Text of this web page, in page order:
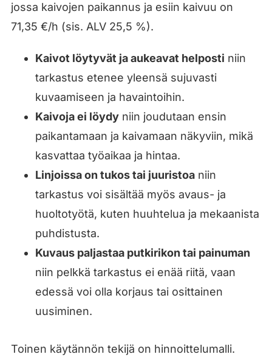
jossa kaivojen paikannus ja esiin kaivuu on
71,35 €/h (sis. ALV 25,5 %).
Kaivot löytyvät ja aukeavat helposti niin
tarkastus etenee yleensä sujuvasti
kuvaamiseen ja havaintoihin.
Kaivoja ei löydyniin joudutaan ensin
paikantamaan ja kaivamaan näkyviin, mikä
kasvattaa työaikaa ja hintaa.
Linjoissa on tukos tai juuristoaniin
tarkastus voi sisältää myös avaus- ja
huoltotyötä, kuten huuhtelua ja mekaanista
puhdistusta.
Kuvaus paljastaa putkirikon tai painuman
niin pelkkä tarkastus ei enää riitä, vaan
edessä voi olla korjaus tai osittainen
uusiminen.
Toinen käytännön tekijä on hinnoittelumalli.